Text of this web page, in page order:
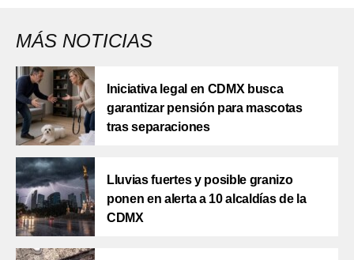
MÁS NOTICIAS
Iniciativa legal en CDMX busca
garantizar pensión para mascotas
tras separaciones
Lluvias fuertes y posible granizo
ponen en alerta a 10 alcaldías de la
CDMX